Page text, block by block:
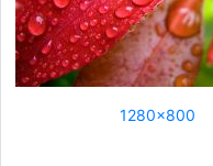
1280x800